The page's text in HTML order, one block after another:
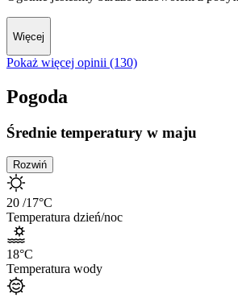
Więcej
Pokaż więcej opinii (130)
Pogoda
Średnie temperatury w maju
Rozwiń
20 /17°C
Temperatura dzień/noc
18°C
Temperatura wody